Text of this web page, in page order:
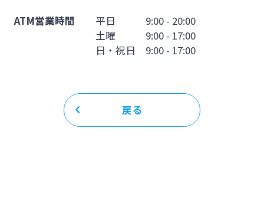
ATM営業時間
平日 9:00 - 20:00
土曜 9:00 - 17:00
日・祝日 9:00 - 17:00
戻る